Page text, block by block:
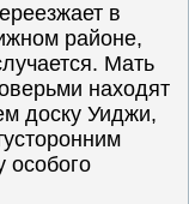
в
районе,
Мать
находят
доску Уиджи,
особого